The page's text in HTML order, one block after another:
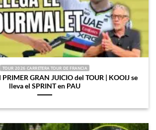
TOUR 2026 CARRETERA TOUR DE FRANCIA
PRIMER GRAN JUICIO del TOUR | KOOIJ se
lleva el SPRINT en PAU